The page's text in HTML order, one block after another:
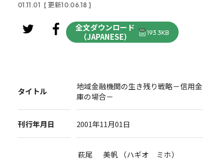
01.11.01 [ 更新10.06.18 ]
全文ダウンロード
（JAPANESE）
193.3KB
タイトル
地域金融機関の生き残り戦略－信用金
庫の場合－
刊行年月日 2001年11月01日
萩尾 美帆 （ハギオ ミホ）